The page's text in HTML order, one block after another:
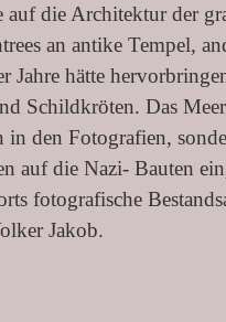
auf die Architektur der
an antike Tempel,
hätte
Schildkröten. Das
den Fotografien,
auf die Nazi- Bauten
fotografische
Jakob.